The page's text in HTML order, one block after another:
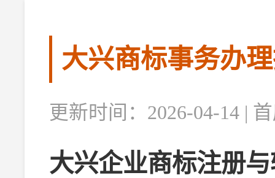
大兴商标事务办
更新时间：2026-04-14 |
大兴企业商标注册